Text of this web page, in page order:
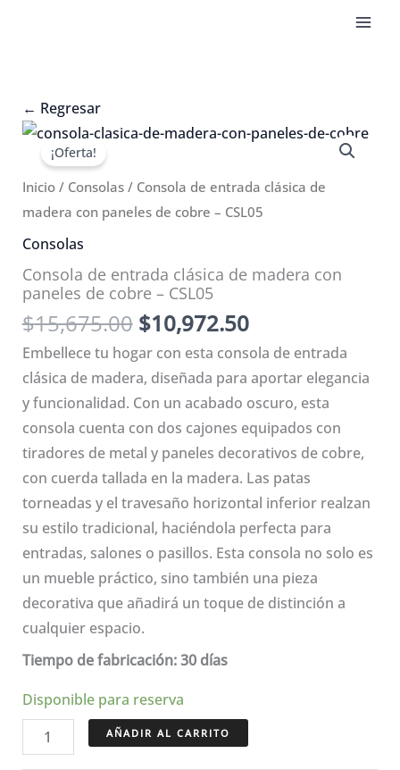
← Regresar
¡Oferta!
Inicio/ Consolas/ Consola de entrada clásica de
madera con paneles de cobre – CSL05
Consolas
Consola de entrada clásica de madera con
paneles de cobre – CSL05
$15,675.00 El
precio
original
era:
$15,675.00.
$10,972.50El
precio
actual
es:
$10,972.50.
Embellece tu hogar con esta consola de entrada
clásica de madera, diseñada para aportar elegancia
y funcionalidad. Con un acabado oscuro, esta
consola cuenta con dos cajones equipados con
tiradores de metal y paneles decorativos de cobre,
con cuerda tallada en la madera. Las patas
torneadas y el travesaño horizontal inferior realzan
su estilo tradicional, haciéndola perfecta para
entradas, salones o pasillos. Esta consola no solo es
un mueble práctico, sino también una pieza
decorativa que añadirá un toque de distinción a
cualquier espacio.
Tiempo de fabricación: 30 días
Disponible para reserva
Consola
de
AÑADIR AL CARRITO